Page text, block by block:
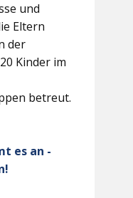
und
Eltern
der
Kinder im
betreut.
es an -